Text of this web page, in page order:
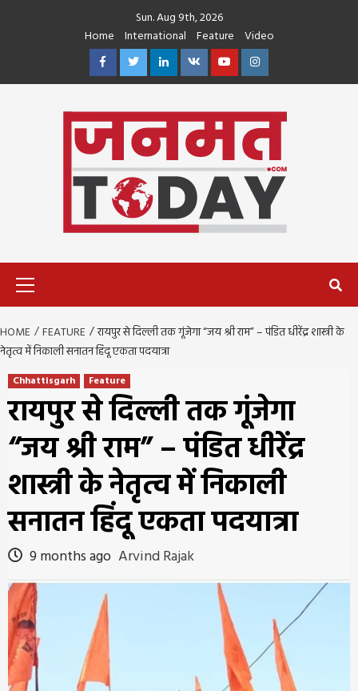
Sun. Aug 9th, 2026
Home
International Feature
Video
FacebookTwitterLinkedin
VK YoutubeInstagram
HOME FEATURE
रायपुर से दिल्ली तक गूंजेगा “जय श्री राम” – पंडित धीरेंद्र शास्त्री के
नेतृत्व में निकाली सनातन हिंदू एकता पदयात्रा
Chhattisgarh Feature
रायपुर से दिल्ली तक गूंजेगा
“जय श्री राम” – पंडित धीरेंद्र
शास्त्री के नेतृत्व में निकाली
सनातन हिंदू एकता पदयात्रा
9 months ago Arvind Rajak